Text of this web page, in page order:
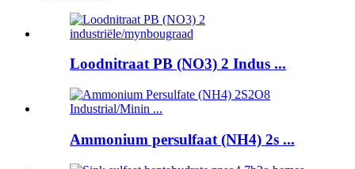
Loodnitraat PB (NO3) 2 Indus ...
Ammonium persulfaat (NH4) 2s ...